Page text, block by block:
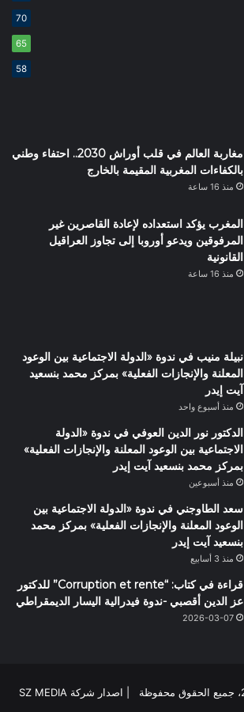
70
65
58
مغاربة العالم في قلب أوراش 2030.. احتفاء وطني
بالكفاءات المغربية المقيمة بالخارج
منذ 16 ساعة
المغرب يؤكد استعداده لإعادة القاصرين غير
المرفوقين ويدعو أوروبا إلى تجاوز العراقيل
القانونية
منذ 16 ساعة
نبيلة منيب في ندوة «الدولة الاجتماعية بين الوعود
المعلنة والإنجازات الفعلية» بمركز محمد بنسعيد
آيت إيدر
منذ أسبوع واحد
الدكتور نور الدين العوفي في ندوة «الدولة
الاجتماعية بين الوعود المعلنة والإنجازات الفعلية»
بمركز محمد بنسعيد آيت إيدر
منذ أسبوعين
سعد الطاوجني في ندوة «الدولة الاجتماعية بين
الوعود المعلنة والإنجازات الفعلية» بمركز محمد
بنسعيد آيت إيدر
منذ 3 أسابيع
قراءة في كتاب: “Corruption et rente” للدكتور
عز الدين أقصبي -ندوة فيدرالية اليسار الديمقراطي
2026-03-07
© حقوق النشر 2026، جميع الحقوق محفوظة | اصدار شركة SZ MEDIA